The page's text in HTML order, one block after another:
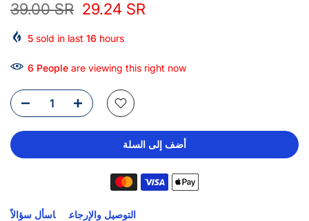
39.00 SR 29.24 SR
5 sold in last 16 hours
6 People are viewing this right now
أضف إلى السلة
التوصيل والإرجاع اسأل سؤالاً